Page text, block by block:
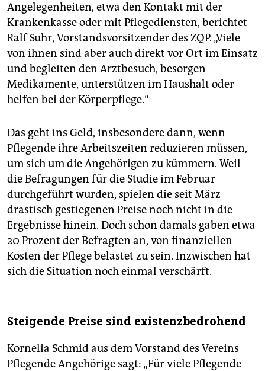
Angelegenheiten, etwa den Kontakt mit der
Krankenkasse oder mit Pflegediensten, berichtet
Ralf Suhr, Vorstandsvorsitzender des ZQP. „Viele
von ihnen sind aber auch direkt vor Ort im Einsatz
und begleiten den Arztbesuch, besorgen
Medikamente, unterstützen im Haushalt oder
helfen bei der Körperpflege.“
Das geht ins Geld, insbesondere dann, wenn
Pflegende ihre Arbeitszeiten reduzieren müssen,
um sich um die Angehörigen zu kümmern. Weil
die Befragungen für die Studie im Februar
durchgeführt wurden, spielen die seit März
drastisch gestiegenen Preise noch nicht in die
Ergebnisse hinein. Doch schon damals gaben etwa
20 Prozent der Befragten an, von finanziellen
Kosten der Pflege belastet zu sein. Inzwischen hat
sich die Situation noch einmal verschärft.
Steigende Preise sind existenzbedrohend
Kornelia Schmid aus dem Vorstand des Vereins
Pflegende Angehörige sagt: „Für viele Pflegende